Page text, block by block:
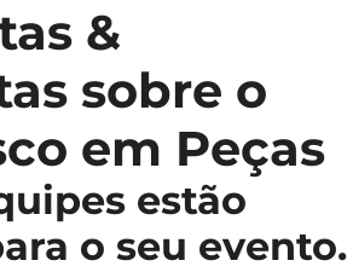
&
sobre o
em Peças
estão
o seu evento.